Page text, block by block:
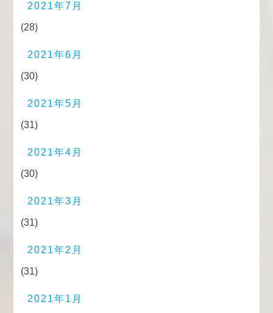
2021年7月
(28)
2021年6月
(30)
2021年5月
(31)
2021年4月
(30)
2021年3月
(31)
2021年2月
(31)
2021年1月